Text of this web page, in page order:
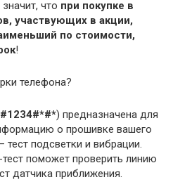
что при покупке в
участвующих в акции,
по стоимости,
!
телефона?
) предназначена для
о прошивке вашего
подсветки и вибрации.
поможет проверить линию
датчика приближения.